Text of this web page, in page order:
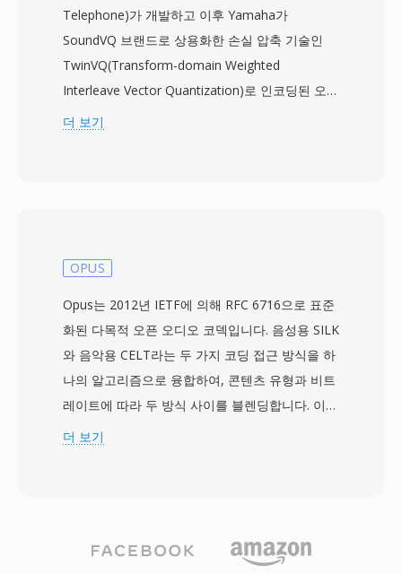
Telephone)가 개발하고 이후 Yamaha가
SoundVQ 브랜드로 상용화한 손실 압축 기술인
TwinVQ(Transform-domain Weighted
Interleave Vector Quantization)로 인코딩된 오디
오의 파일 확장자입니다. 이 코덱은 동일한 지각
트 인코딩을 지원하며, 기반 알고리즘은 MPEG-4
유형 중 하나로 통합되었습니다. 강력한 기술적 장
점에도 불구하고 VQF는 광범위한 채택을 달성하
지 못했습니다: MP3 대비 인코딩이 느렸고, 하드
웨어 플레이어 지원이 부족했으며, 독점적 라이선
스가 서드파티 개발을 저해했습니다. 2009년에
FFmpeg 프로젝트가 TwinVQ 디코더를 리버스 엔
찼지만 MP3의 생태계 모멘텀과 이후 AAC의 부상
더 보기
OPUS
Opus는 2012년 IETF에 의해 RFC 6716으로 표준
화된 다목적 오픈 오디오 코덱입니다. 음성용 SILK
와 음악용 CELT라는 두 가지 코딩 접근 방식을 하
나의 알고리즘으로 융합하여, 콘텐츠 유형과 비트
레이트에 따라 두 방식 사이를 블렌딩합니다. 이
하이브리드 설계로 Opus는 광범위한 용도에서 사
지원하여 주류 오디오 코덱 중 가장 낮은 알고리즘
더 보기